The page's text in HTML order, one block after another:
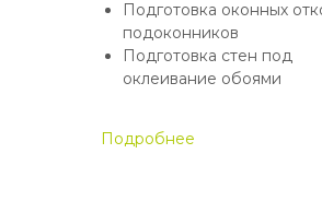
Подготовка оконных
подоконников
Подготовка стен под
оклеивание обоями
Подробнее